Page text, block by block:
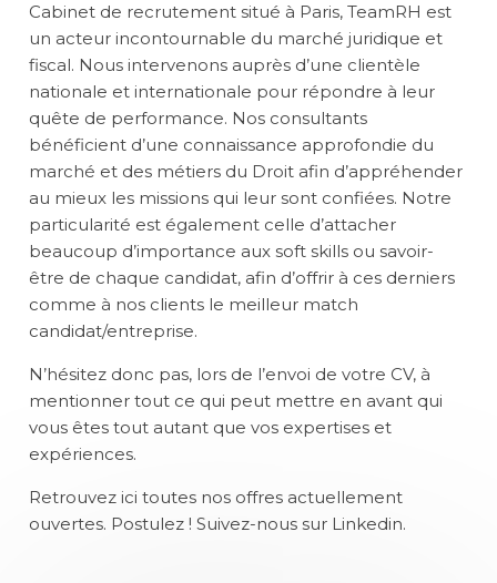
Cabinet de recrutement situé à Paris,TeamRH est
un acteur incontournable du marché juridique et
fiscal. Nous intervenons auprès d’une clientèle
nationale et internationale pour répondre à leur
quête de performance. Nos consultants
bénéficient d’une connaissance approfondie du
marché et des métiers du Droit afin d’appréhender
au mieux les missions qui leur sont confiées. Notre
particularité est également celle d’attacher
beaucoup d’importance aux soft skills ou savoir-
être de chaque candidat, afin d’offrir à ces derniers
comme à nos clients le meilleur match
candidat/entreprise.
N’hésitez donc pas, lors de l’envoi de votre CV, à
mentionner tout ce qui peut mettre en avant qui
vous êtes tout autant que vos expertises et
expériences.
Retrouvez ici toutes nos offres actuellement
ouvertes. Postulez ! Suivez-nous sur Linkedin.